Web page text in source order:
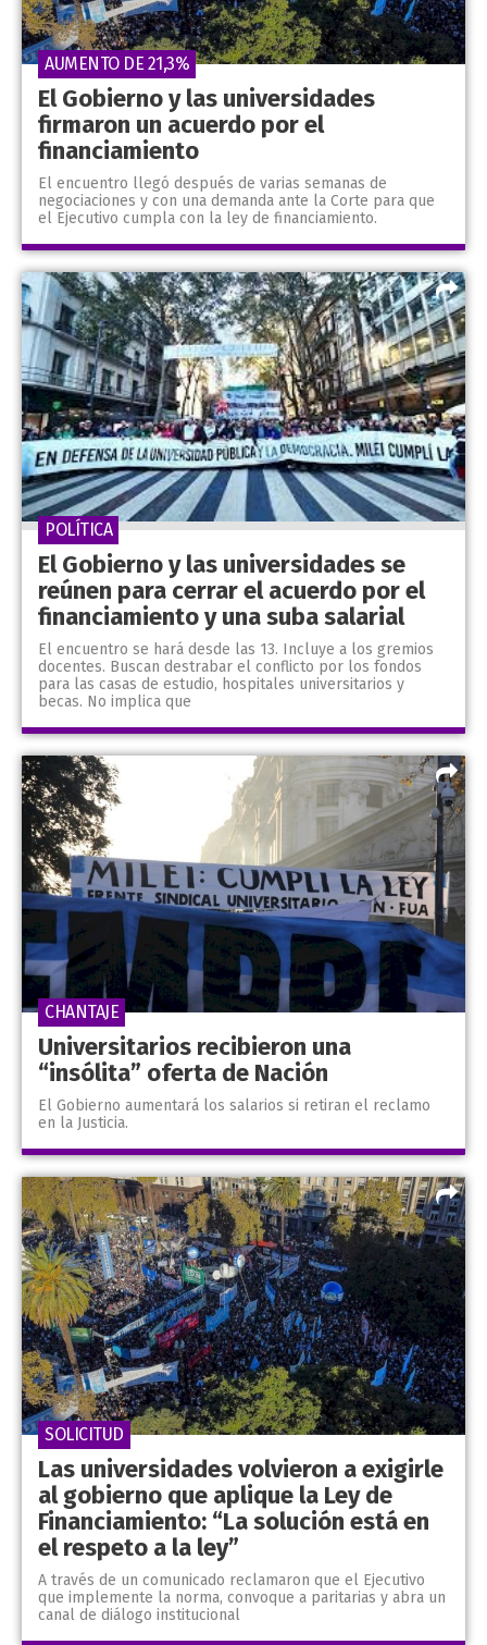
El Gobierno y las universidades
firmaron un acuerdo por el
financiamiento
El encuentro llegó después de varias semanas de
negociaciones y con una demanda ante la Corte para que
el Ejecutivo cumpla con la ley de financiamiento.
AUMENTO DE 21,3%
El Gobierno y las universidades se
reúnen para cerrar el acuerdo por el
financiamiento y una suba salarial
El encuentro se hará desde las 13. Incluye a los gremios
docentes. Buscan destrabar el conflicto por los fondos
para las casas de estudio, hospitales universitarios y
becas. No implica que
POLÍTICA
Universitarios recibieron una
“insólita” oferta de Nación
El Gobierno aumentará los salarios si retiran el reclamo
en la Justicia.
CHANTAJE
Las universidades volvieron a exigirle
al gobierno que aplique la Ley de
Financiamiento: “La solución está en
el respeto a la ley”
A través de un comunicado reclamaron que el Ejecutivo
que implemente la norma, convoque a paritarias y abra un
canal de diálogo institucional
SOLICITUD